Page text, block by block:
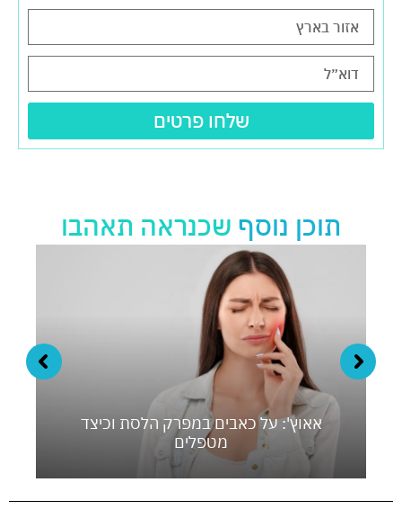
שלחו פרטים
תוכן נוסף שכנראה תאהבו
אאוץ': על כאבים במפרק הלסת וכיצד
מטפלים